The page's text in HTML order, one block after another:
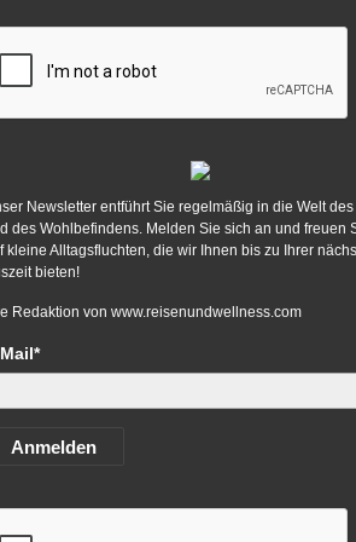
Newsletter entführt Sie regelmäßig in die Welt
des Wohlbefindens. Melden Sie sich an und freuen
kleine Alltagsfluchten, die wir Ihnen bis zu Ihrer
bieten!
Redaktion von www.reisenundwellness.com
Anmelden